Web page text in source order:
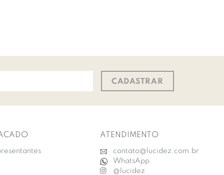
CADASTRAR
ATENDIMENTO
contato@lucidez.com.br
WhatsApp
@lucidez